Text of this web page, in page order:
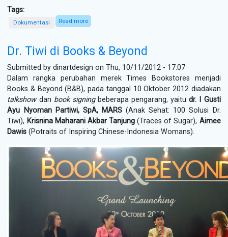
Tags:
Dokumentasi Read more
Dr. Tiwi di Books & Beyond
Submitted bydinartdesign on Thu, 10/11/2012 - 17:07
Dalam rangka perubahan merek Times Bookstores menjadi
Books & Beyond (B&B), pada tanggal 10 Oktober 2012 diadakan
talkshowdan book signingbeberapa pengarang, yaitudr. I Gusti
Ayu Nyoman Partiwi, SpA, MARS(Anak Sehat: 100 Solusi Dr.
Tiwi), Krisnina Maharani Akbar Tanjung (Traces of Sugar), Aimee
Dawis (Potraits of Inspiring Chinese-Indonesia Womans).